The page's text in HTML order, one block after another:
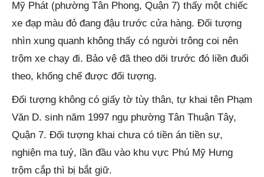
Mỹ Phát (phường Tân Phong, Quận 7) thấy một chiếc
xe đạp màu đỏ đang đậu trước cửa hàng. Đối tượng
nhìn xung quanh không thấy có người trông coi nên
trộm xe chạy đi. Bảo vệ đã theo dõi trước đó liền đuổi
theo, khống chế được đối tượng.
Đối tượng không có giấy tờ tùy thân, tự khai tên Phạm
Văn D. sinh năm 1997 ngụ phường Tân Thuận Tây,
Quận 7. Đối tượng khai chưa có tiền án tiền sự,
nghiện ma tuý, lần đầu vào khu vực Phú Mỹ Hưng
trộm cắp thì bị bắt giữ.